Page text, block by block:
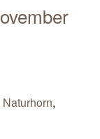
Naturhorn,